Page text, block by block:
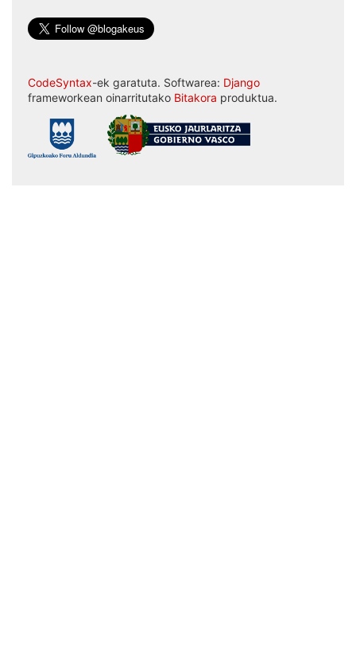
CodeSyntax-ek garatuta. Softwarea: Django
frameworkean oinarritutako Bitakora produktua.